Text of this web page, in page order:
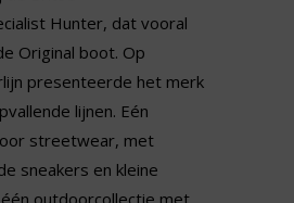
Hunter, dat vooral
Original boot. Op
presenteerde het merk
lijnen. Eén
streetwear, met
sneakers en kleine